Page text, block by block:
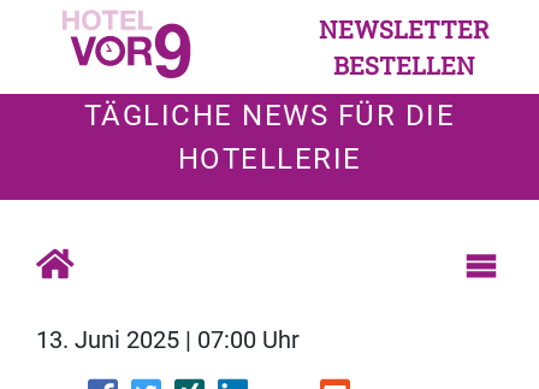
NEWSLETTER
BESTELLEN
TÄGLICHE NEWS FÜR DIE
HOTELLERIE
13. Juni 2025 | 07:00 Uhr